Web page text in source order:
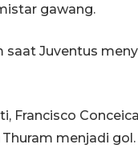
gawang.
Juventus
Francisco
menjadi gol.